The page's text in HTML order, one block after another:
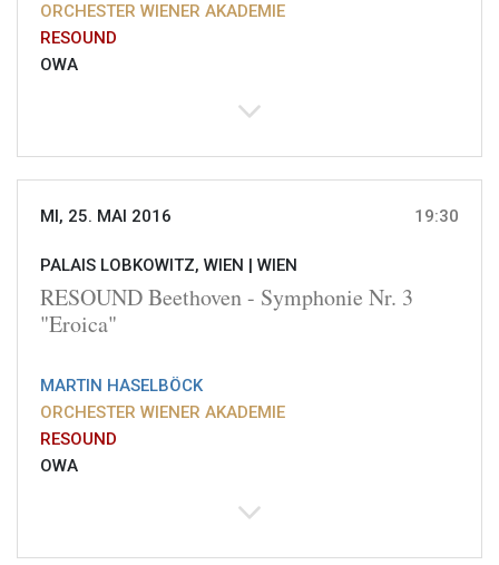
ORCHESTER WIENER AKADEMIE
RESOUND
OWA
MI, 25. MAI 2016 19:30
PALAIS LOBKOWITZ, WIEN | WIEN
RESOUND Beethoven - Symphonie Nr. 3
"Eroica"
MARTIN HASELBÖCK
ORCHESTER WIENER AKADEMIE
RESOUND
OWA